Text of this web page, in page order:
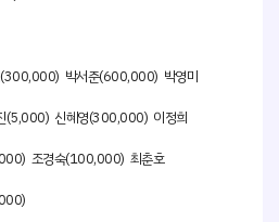
박서준(600,000) 박영미
(5,000) 신혜영(300,000) 이정희
조경숙(100,000) 최춘호